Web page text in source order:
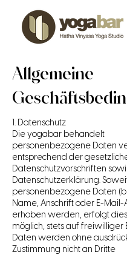
Allgemeine
1. Datenschutz
Die yogabar behandelt
personenbezogene Daten
entsprechend der
Datenschutzvorschriften
Datenschutzerklärung.
personenbezogene Daten
Name, Anschrift oder E-Mail-
erhoben werden, erfolgt
möglich, stets auf freiwilliger
Daten werden ohne
Zustimmung nicht an Dritte